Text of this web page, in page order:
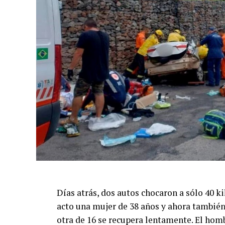
para que la nocturnidad fuera segura y
Además, puso en valor las instancias de
muchas veces no son visibles para el
no siempre se ve: reuniones
de Seguridad de la Provincia, el COM y
mensual y que hoy continúan para
Por último, Cardoso se refirió a uno de
molestos en zonas residenciales. En ese
ante el aumento de alquileres
“Hay que lograr una convivencia entre
Días atrás, dos autos chocaron a sólo 40
acto una mujer de 38 años y ahora
otra de 16 se recupera lentamente. El